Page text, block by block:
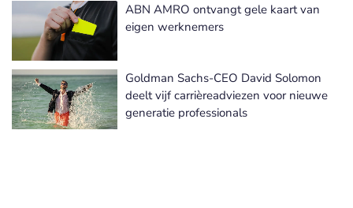
ABN AMRO ontvangt gele kaart van
eigen werknemers
Goldman Sachs-CEO David Solomon
deelt vijf carrièreadviezen voor nieuwe
generatie professionals